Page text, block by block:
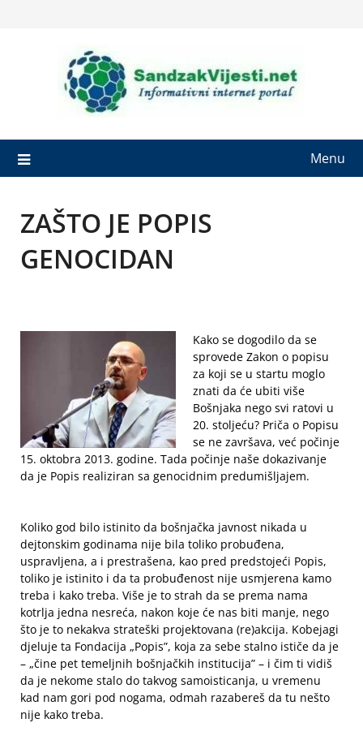
Menu
ZAŠTO JE POPIS
GENOCIDAN
Kako se dogodilo da se
sprovede Zakon o popisu
za koji se u startu moglo
znati da će ubiti više
Bošnjaka nego svi ratovi u
20. stoljeću? Priča o Popisu
se ne završava, već počinje
15. oktobra 2013. godine. Tada počinje naše dokazivanje
da je Popis realiziran sa genocidnim predumišljajem.
Koliko god bilo istinito da bošnjačka javnost nikada u
dejtonskim godinama nije bila toliko probuđena,
uspravljena, a i prestrašena, kao pred predstojeći Popis,
toliko je istinito i da ta probuđenost nije usmjerena kamo
treba i kako treba. Više je to strah da se prema nama
kotrlja jedna nesreća, nakon koje će nas biti manje, nego
što je to nekakva strateški projektovana (re)akcija. Kobejagi
djeluje ta Fondacija „Popis”, koja za sebe stalno ističe da je
– „čine pet temeljnih bošnjačkih institucija” – i čim ti vidiš
da je nekome stalo do takvog samoisticanja, u vremenu
kad nam gori pod nogama, odmah razabereš da tu nešto
nije kako treba.